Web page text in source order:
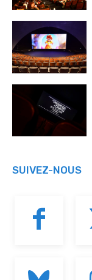
SUIVEZ-NOUS